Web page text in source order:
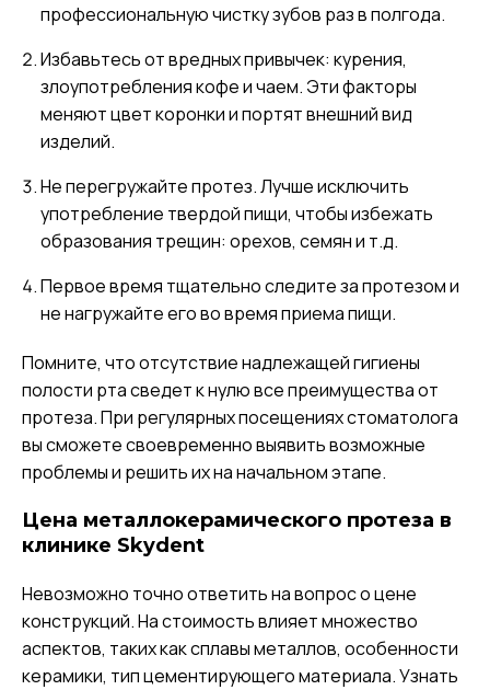
профессиональную чистку зубов раз в полгода.
Избавьтесь от вредных привычек: курения,
злоупотребления кофе и чаем. Эти факторы
меняют цвет коронки и портят внешний вид
изделий.
Не перегружайте протез. Лучше исключить
употребление твердой пищи, чтобы избежать
образования трещин: орехов, семян и т.д.
Первое время тщательно следите за протезом и
не нагружайте его во время приема пищи.
Помните, что отсутствие надлежащей гигиены
полости рта сведет к нулю все преимущества от
протеза. При регулярных посещениях стоматолога
вы сможете своевременно выявить возможные
проблемы и решить их на начальном этапе.
Цена металлокерамического протеза в
клинике Skydent
Невозможно точно ответить на вопрос о цене
конструкций. На стоимость влияет множество
аспектов, таких как сплавы металлов, особенности
керамики, тип цементирующего материала. Узнать